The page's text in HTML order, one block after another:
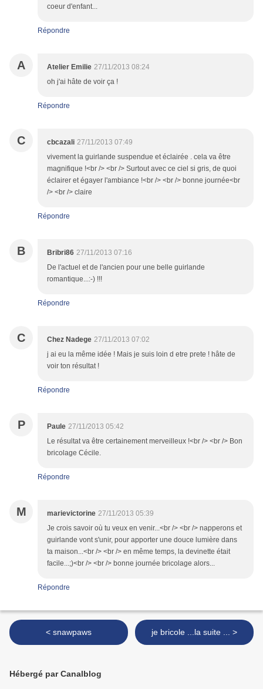
coeur d'enfant...
Répondre
A Atelier Emilie 27/11/2013 08:24
oh j'ai hâte de voir ça !
Répondre
C cbcazali 27/11/2013 07:49
vivement la guirlande suspendue et éclairée . cela va être
magnifique !<br /> <br /> Surtout avec ce ciel si gris, de quoi
éclairer et égayer l'ambiance !<br /> <br /> bonne journée<br
/> <br /> claire
Répondre
B Bribri86 27/11/2013 07:16
De l'actuel et de l'ancien pour une belle guirlande
romantique...:-) !!!
Répondre
C Chez Nadege 27/11/2013 07:02
j ai eu la même idée ! Mais je suis loin d etre prete ! hâte de
voir ton résultat !
Répondre
P Paule 27/11/2013 05:42
Le résultat va être certainement merveilleux !<br /> <br /> Bon
bricolage Cécile.
Répondre
M marievictorine 27/11/2013 05:39
Je crois savoir où tu veux en venir...<br /> <br /> napperons et
guirlande vont s'unir, pour apporter une douce lumière dans
ta maison...<br /> <br /> en même temps, la devinette était
facile...;)<br /> <br /> bonne journée bricolage alors...
Répondre
< snawpaws je bricole ...la suite ... >
Hébergé par Canalblog